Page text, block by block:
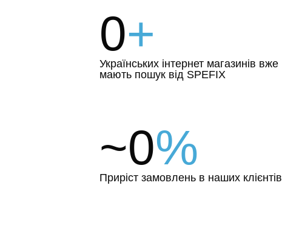
0+
Українських інтернет магазинів вже
мають пошук від SPEFIX
~0%
Приріст замовлень в наших клієнтів